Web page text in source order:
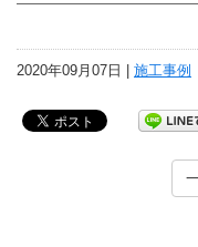
2020年09月07日 | 施工事例